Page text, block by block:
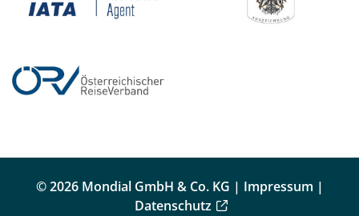
© 2026 Mondial GmbH & Co. KG | Impressum |
Datenschutz